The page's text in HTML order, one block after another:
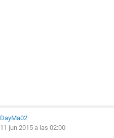
DayMa02
11 jun 2015 a las 02:00